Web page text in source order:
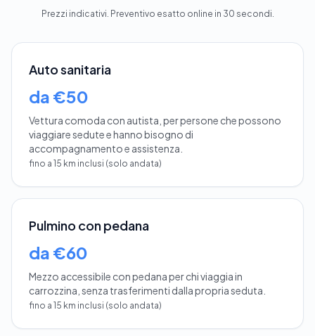
Prezzi indicativi. Preventivo esatto online in 30 secondi.
Auto sanitaria
da €50
Vettura comoda con autista, per persone che possono
viaggiare sedute e hanno bisogno di
accompagnamento e assistenza.
fino a 15 km inclusi (solo andata)
Pulmino con pedana
da €60
Mezzo accessibile con pedana per chi viaggia in
carrozzina, senza trasferimenti dalla propria seduta.
fino a 15 km inclusi (solo andata)